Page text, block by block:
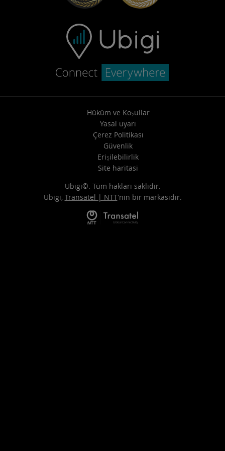
Hüküm ve Koşullar
Yasal uyarı
Çerez Politikası
Güvenlik
Erişilebilirlik
Site haritasi
Ubigi©. Tüm hakları saklıdır.
Ubigi, Transatel | NTT'nin bir markasıdır.